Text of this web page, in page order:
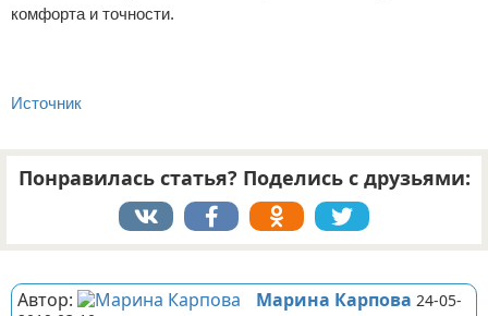
комфорта и точности.
Источник
Понравилась статья? Поделись с друзьями:
Автор: Марина Карпова 24-05-